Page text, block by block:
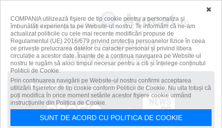
Tănăsică Oana
0723133737 0757133737
office@oanatanasica.ro
Avocat.ro, un proiect în parteneriat cu
și
×
COMPANIA utilizează fişiere de tip cookie pentru a personaliza și
îmbunătăți experiența ta pe Website-ul nostru. Te informăm că ne-am
actualizat politicile cu cele mai recente modificări propuse de
Regulamentul (UE) 2016/679 privind protecția persoanelor fizice în ceea
ce privește prelucrarea datelor cu caracter personal și privind libera
circulație a acestor date. Înainte de a continua navigarea pe Website-ul
nostru te rugăm să aloci timpul necesar pentru a citi și înțelege conținutul
Politicii de Cookie.
Prin continuarea navigării pe Website-ul nostru confirmi acceptarea
utilizării fişierelor de tip cookie conform Politicii de Cookie. Nu uita totuși că
poți modifica în orice moment setările acestor fişiere cookie urmând
instrucțiunile din Politica de Cookie.
SUNT DE ACORD CU POLITICA DE COOKIE